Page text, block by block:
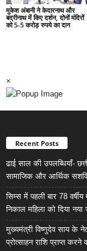
मुकेश अंबानी ने केदारनाथ और
बद्रीनाथ में किए दर्शन, दोनों मंदिरों
को 5-5 करोड़ रुपये का दान
×
Recent Posts
ढाई साल की उपलब्धियाँ-
सामाजिक और आर्थिक
सिम्स में पहली बार 78
निकाल महिला को दिया
मुख्यमंत्री विष्णुदेव साय के
प्रोत्साहन राशि प्राप्त